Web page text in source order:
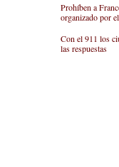
Prohíben a
organizado por
Con el 911 los
las respuestas